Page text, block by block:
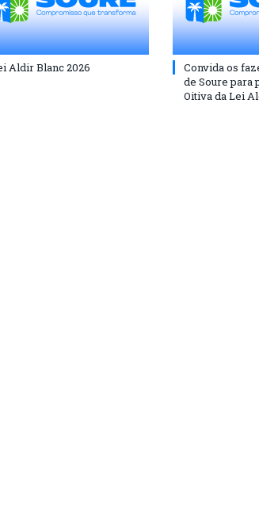
Aldir Blanc 2026
Convida os
de Soure para
Oitiva da Lei